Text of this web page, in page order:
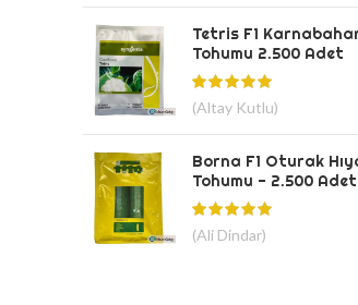
Tetris F1
Tohumu 2.500 Adet
(Altay Kutlu)
Borna F1 Oturak
Tohumu - 2.500 Adet
(Ali Dindar)